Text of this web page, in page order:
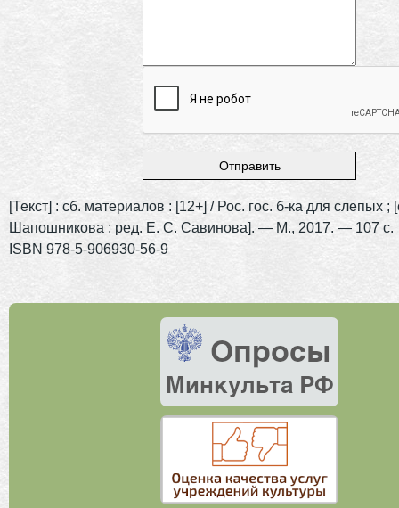
[Текст] : сб. материалов : [12+] / Рос. гос. б-ка для слепых ;
Шапошникова ; ред. Е. С. Савинова]. — М., 2017. — 107 с.
ISBN 978-5-906930-56-9